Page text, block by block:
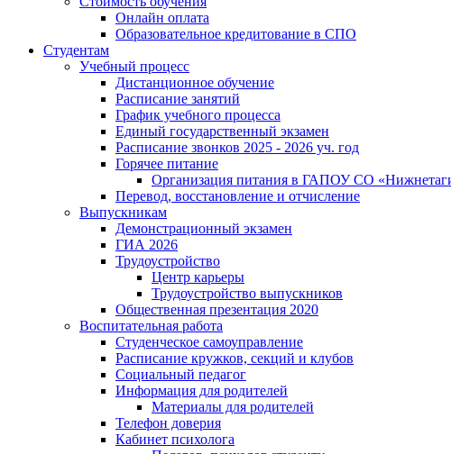
Онлайн оплата
Образовательное кредитование в СПО
Студентам
Учебный процесс
Дистанционное обучение
Расписание занятий
График учебного процесса
Единый государственный экзамен
Расписание звонков 2025 - 2026 уч. год
Горячее питание
Организация питания в ГАПОУ СО
Перевод, восстановление и отчисление
Выпускникам
Демонстрационный экзамен
ГИА 2026
Трудоустройство
Центр карьеры
Трудоустройство выпускников
Общественная презентация 2020
Воспитательная работа
Студенческое самоуправление
Расписание кружков, секций и клубов
Социальный педагог
Информация для родителей
Материалы для родителей
Телефон доверия
Кабинет психолога